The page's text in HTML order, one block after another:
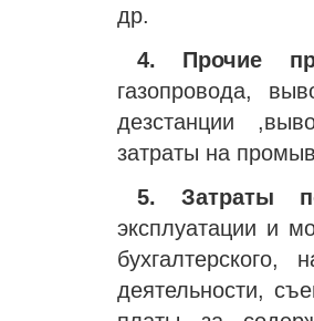
др.
4. Прочие
газопровода,
дезстанции
затраты на
5. Затраты
эксплуатации и
бухгалтерского,
деятельности,